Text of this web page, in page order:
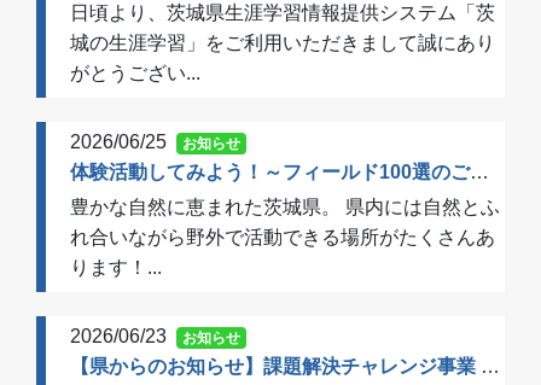
日頃より、茨城県生涯学習情報提供システム「茨
城の生涯学習」をご利用いただきまして誠にあり
がとうござい...
2026/06/25 お知らせ
体験活動してみよう！～フィールド100選のご案内～
豊かな自然に恵まれた茨城県。 県内には自然とふ
れ合いながら野外で活動できる場所がたくさんあ
ります！...
2026/06/23 お知らせ
【県からのお知らせ】課題解決チャレンジ事業 実績報告書（令和６年度～７年度）を掲載しました